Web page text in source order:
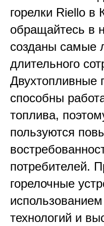
горелки Riello в
обращайтесь в
созданы самые
длительного
Двухтопливные
способны
топлива,
пользуются
потребителей.
горелочные
технологий и